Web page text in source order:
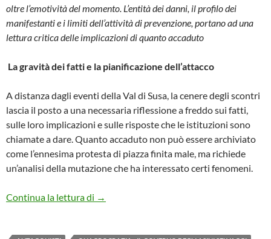
oltre l’emotività del momento. L’entità dei danni, il profilo dei
manifestanti e i limiti dell’attività di prevenzione, portano ad una
lettura critica delle implicazioni di quanto accaduto
La gravità dei fatti e la pianificazione dell’attacco
A distanza dagli eventi della Val di Susa, la cenere degli scontri
lascia il posto a una necessaria riflessione a freddo sui fatti,
sulle loro implicazioni e sulle risposte che le istituzioni sono
chiamate a dare. Quanto accaduto non può essere archiviato
come l’ennesima protesta di piazza finita male, ma richiede
un’analisi della mutazione che ha interessato certi fenomeni.
Continua la lettura di VAL DI SUSA: L’ASSALTO
→